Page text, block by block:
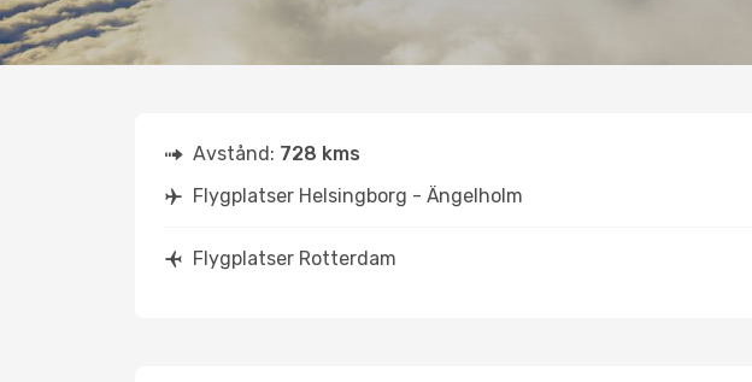
Avstånd: 728 kms
Flygplatser Helsingborg - Ängelholm
Flygplatser Rotterdam